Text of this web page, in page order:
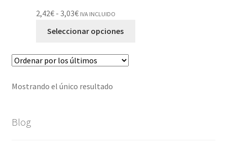
2,42€ - 3,03€ IVA INCLUIDO
Seleccionar opciones
Mostrando el único resultado
Blog